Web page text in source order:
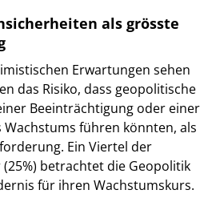
als grösste
Erwartungen sehen
das Risiko, dass geopolitische
Beeinträchtigung oder einer
Wachstums führen könnten, als
Ein Viertel der
betrachtet die Geopolitik
für ihren Wachstumskurs.